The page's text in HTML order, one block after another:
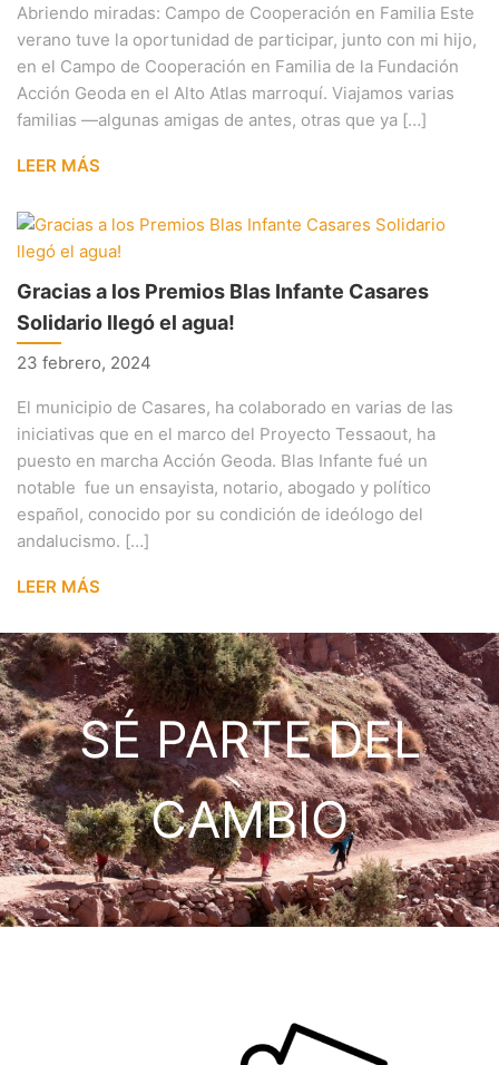
Abriendo miradas: Campo de Cooperación en Familia Este
verano tuve la oportunidad de participar, junto con mi hijo,
en el Campo de Cooperación en Familia de la Fundación
Acción Geoda en el Alto Atlas marroquí. Viajamos varias
familias —algunas amigas de antes, otras que ya […]
LEER MÁS
Gracias a los Premios Blas Infante Casares
Solidario llegó el agua!
23 febrero, 2024
El municipio de Casares, ha colaborado en varias de las
iniciativas que en el marco del Proyecto Tessaout, ha
puesto en marcha Acción Geoda. Blas Infante fué un
notable fue un ensayista, notario, abogado y político
español, conocido por su condición de ideólogo del
andalucismo. […]
LEER MÁS
SÉ PARTE DEL
CAMBIO